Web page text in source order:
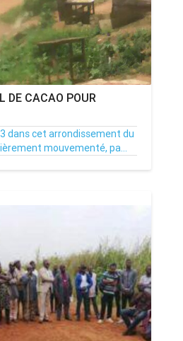
DE CACAO POUR
dans cet arrondissement du
mouvementé, pa...
MenouActu 0